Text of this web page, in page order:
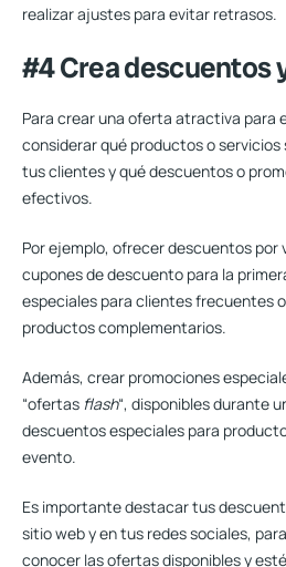
realizar ajustes para evitar retrasos.
#4 Crea descuentos
Para crear una oferta atractiva para
considerar qué productos o
tus clientesy qué descuentos o
efectivos.
Por ejemplo, ofrecer descuentos por
cupones de descuento para la
especiales para clientes frecuentes
productos complementarios.
Además, crear promociones
“ofertas flash“, disponibles durante
descuentos especiales para
evento.
Es importante destacar tus
sitio web y en tus redes sociales,
conocer las ofertas disponibles y